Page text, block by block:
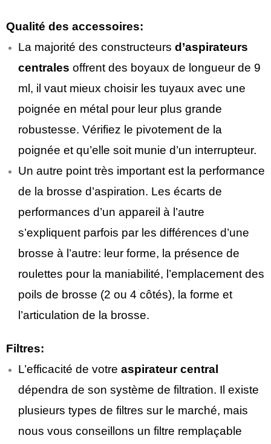
Qualité des accessoires:
La majorité des constructeurs d’aspirateurs
centrales offrent des boyaux de longueur de 9
ml, il vaut mieux choisir les tuyaux avec une
poignée en métal pour leur plus grande
robustesse. Vérifiez le pivotement de la
poignée et qu’elle soit munie d’un interrupteur.
Un autre point très important est la performance
de la brosse d’aspiration. Les écarts de
performances d’un appareil à l’autre
s’expliquent parfois par les différences d’une
brosse à l’autre: leur forme, la présence de
roulettes pour la maniabilité, l’emplacement des
poils de brosse (2 ou 4 côtés), la forme et
l’articulation de la brosse.
Filtres:
L’efficacité de votre aspirateur central
dépendra de son système de filtration. Il existe
plusieurs types de filtres sur le marché, mais
nous vous conseillons un filtre remplaçable